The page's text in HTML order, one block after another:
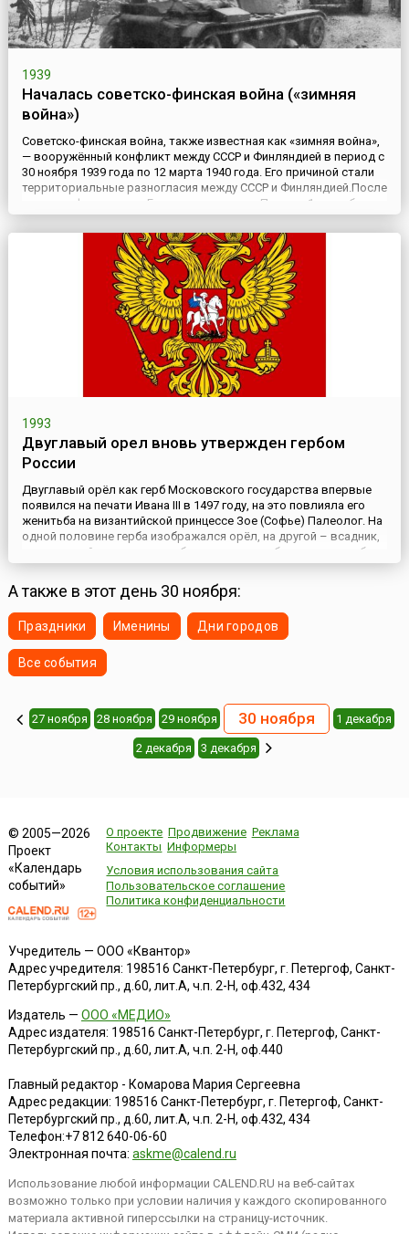
1939
Началась советско-финская война («зимняя
война»)
Советско-финская война, также известная как «зимняя война»,
— вооружённый конфликт между СССР и Финляндией в период с
30 ноября 1939 года по 12 марта 1940 года. Его причиной стали
территориальные разногласия между СССР и Финляндией.После
того, как фашистская Германия напала на Польшу 1 сентября
1939 года, советское руководство хотело отодвинуть финскую
границу от Ленинграда (сегодня Санкт-Пете...
1993
Двуглавый орел вновь утвержден гербом
России
Двуглавый орёл как герб Московского государства впервые
появился на печати Ивана III в 1497 году, на это повлияла его
женитьба на византийской принцессе Зое (Софье) Палеолог. На
одной половине герба изображался орёл, на другой – всадник,
попирающий дракона – это был результат объединения гербов
двух стран. В дальнейшем в герб вносились изменения. При
Иване IV Грозном на груди орла появилось из...
А также в этот день 30 ноября:
Праздники Именины Дни городов
Все события
27 ноября 28 ноября 29 ноября 30 ноября 1 декабря
2 декабря 3 декабря
© 2005—2026
Проект
«Календарь
событий»
О проекте Продвижение Реклама
Контакты Информеры
Условия использования сайта
Пользовательское соглашение
Политика конфиденциальности
Учредитель — ООО «Квантор»
Адрес учредителя: 198516 Санкт-Петербург, г. Петергоф, Санкт-
Петербургский пр., д.60, лит.А, ч.п. 2-Н, оф.432, 434
Издатель — ООО «МЕДИО»
Адрес издателя: 198516 Санкт-Петербург, г. Петергоф, Санкт-
Петербургский пр., д.60, лит.А, ч.п. 2-Н, оф.440
Главный редактор - Комарова Мария Сергеевна
Адрес редакции: 198516 Санкт-Петербург, г. Петергоф, Санкт-
Петербургский пр., д.60, лит.А, ч.п. 2-Н, оф.432, 434
Телефон:+7 812 640-06-60
Электронная почта: askme@calend.ru
Использование любой информации CALEND.RU на веб-сайтах
возможно только при условии наличия у каждого скопированного
материала активной гиперссылки на страницу-источник.